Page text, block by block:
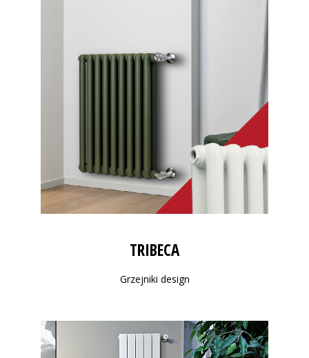
TRIBECA
Grzejniki design